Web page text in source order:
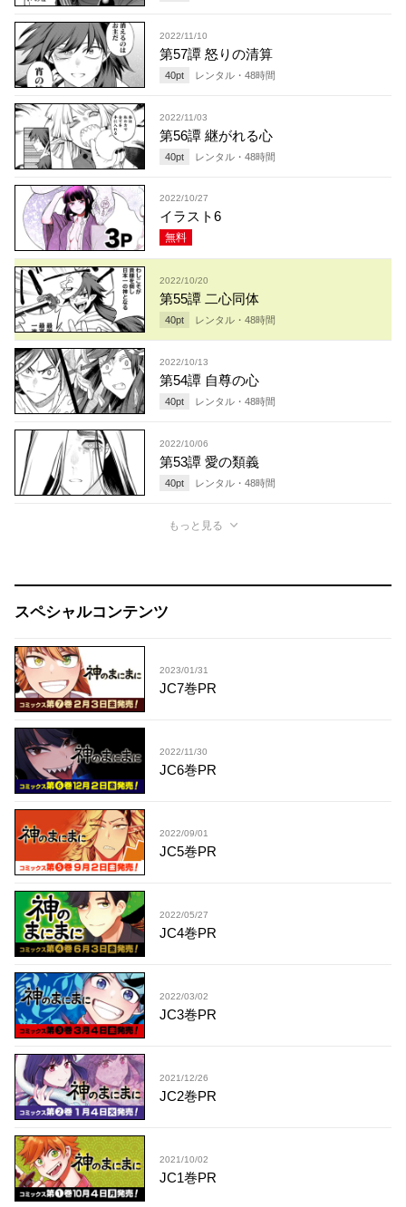
2022/11/10
第57譚 怒りの清算
40pt レンタル・ 48時間
2022/11/03
第56譚 継がれる心
40pt レンタル・ 48時間
2022/10/27
イラスト6
無料
2022/10/20
第55譚 二心同体
40pt レンタル・ 48時間
2022/10/13
第54譚 自尊の心
40pt レンタル・ 48時間
2022/10/06
第53譚 愛の類義
40pt レンタル・ 48時間
もっと見る
スペシャルコンテンツ
2023/01/31
JC7巻PR
2022/11/30
JC6巻PR
2022/09/01
JC5巻PR
2022/05/27
JC4巻PR
2022/03/02
JC3巻PR
2021/12/26
JC2巻PR
2021/10/02
JC1巻PR